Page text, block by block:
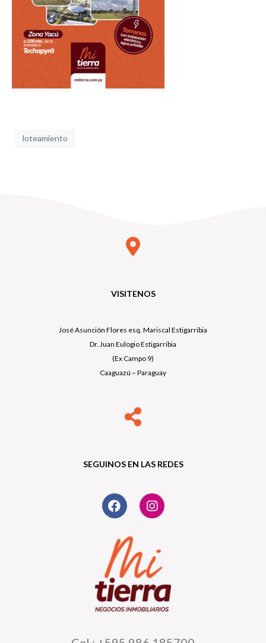
loteamiento
VISITENOS
José Asunción Flores esq. Mariscal Estigarribia
Dr. Juan Eulogio Estigarribia
(Ex Campo 9)
Caaguazú – Paraguay
SEGUINOS EN LAS REDES